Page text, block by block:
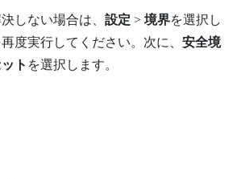
しない場合は、 設定 > 境界を選択し
度実行してください。次に、 安全境
ト を選択します。